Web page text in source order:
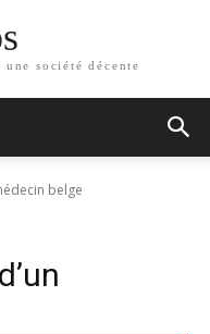
société décente
belge